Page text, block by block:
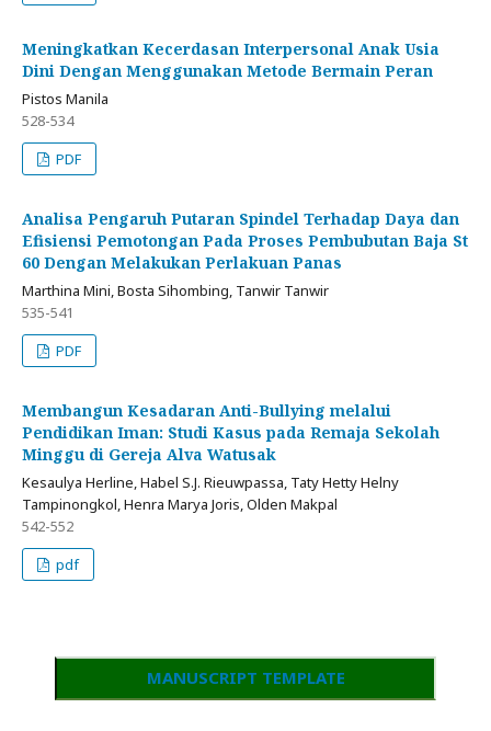
Meningkatkan Kecerdasan Interpersonal Anak Usia
Dini Dengan Menggunakan Metode Bermain Peran
Pistos Manila
528-534
PDF
Analisa Pengaruh Putaran Spindel Terhadap Daya dan
Efisiensi Pemotongan Pada Proses Pembubutan Baja St
60 Dengan Melakukan Perlakuan Panas
Marthina Mini, Bosta Sihombing, Tanwir Tanwir
535-541
PDF
Membangun Kesadaran Anti-Bullying melalui
Pendidikan Iman: Studi Kasus pada Remaja Sekolah
Minggu di Gereja Alva Watusak
Kesaulya Herline, Habel S.J. Rieuwpassa, Taty Hetty Helny
Tampinongkol, Henra Marya Joris, Olden Makpal
542-552
pdf
MANUSCRIPT TEMPLATE